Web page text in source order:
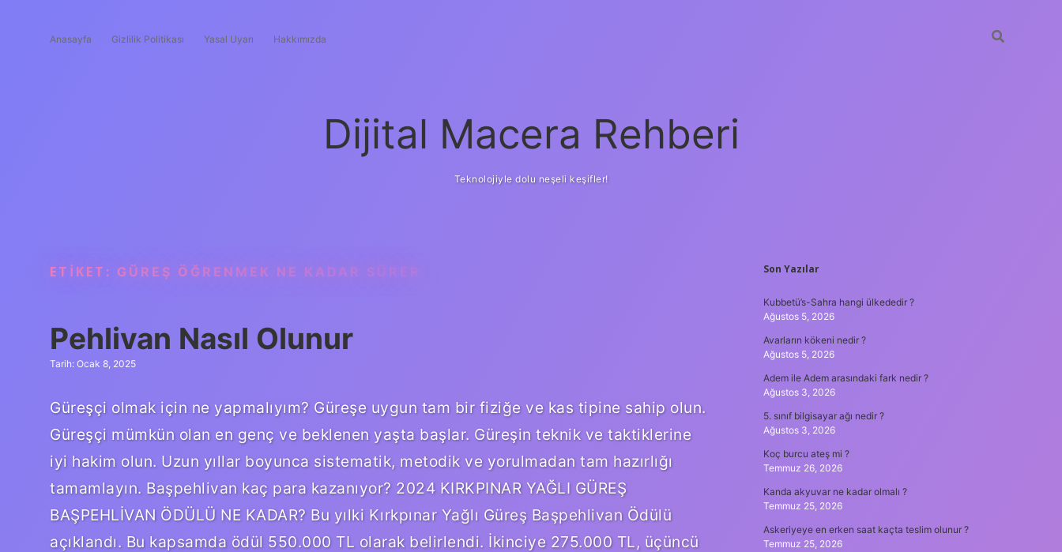
Anasayfa Gizlilik Politikası Yasal Uyarı Hakkımızda
Dijital Macera Rehberi
Teknolojiyle dolu neşeli keşifler!
ETIKET: GÜREŞ ÖĞRENMEK NE KADAR SÜRER
Pehlivan Nasıl Olunur
Tarih: Ocak 8, 2025
Güreşçi olmak için ne yapmalıyım? Güreşe uygun tam bir fiziğe ve kas tipine sahip olun.
Güreşçi mümkün olan en genç ve beklenen yaşta başlar. Güreşin teknik ve taktiklerine
iyi hakim olun. Uzun yıllar boyunca sistematik, metodik ve yorulmadan tam hazırlığı
tamamlayın. Başpehlivan kaç para kazanıyor? 2024 KIRKPINAR YAĞLI GÜREŞ
BAŞPEHLİVAN ÖDÜLÜ NE KADAR? Bu yılki Kırkpınar Yağlı Güreş Başpehlivan Ödülü
açıklandı. Bu kapsamda ödül 550.000 TL olarak belirlendi. İkinciye 275.000 TL, üçüncü
SIDEBAR
Son Yazılar
Kubbetü’s-Sahra hangi ülkededir ?
Ağustos 5, 2026
Avarların kökeni nedir ?
Ağustos 5, 2026
Adem ile Adem arasındaki fark nedir ?
Ağustos 3, 2026
5. sınıf bilgisayar ağı nedir ?
Ağustos 3, 2026
Koç burcu ateş mi ?
Temmuz 26, 2026
Kanda akyuvar ne kadar olmalı ?
Temmuz 25, 2026
Askeriyeye en erken saat kaçta teslim olunur ?
Temmuz 25, 2026